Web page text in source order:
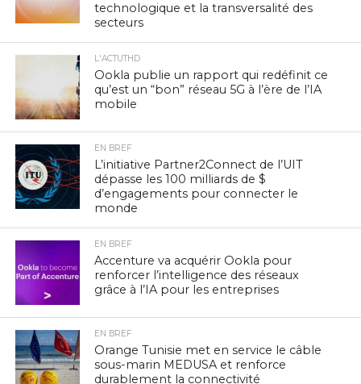
technologique et la transversalité des
secteurs
L'ACTUTHD
Ookla publie un rapport qui redéfinit ce
qu’est un “bon” réseau 5G à l’ère de l’IA
mobile
EN BREF
L’initiative Partner2Connect de l’UIT
dépasse les 100 milliards de $
d’engagements pour connecter le
monde
EN BREF
Accenture va acquérir Ookla pour
renforcer l’intelligence des réseaux
grâce à l’IA pour les entreprises
EN BREF
Orange Tunisie met en service le câble
sous-marin MEDUSA et renforce
durablement la connectivité